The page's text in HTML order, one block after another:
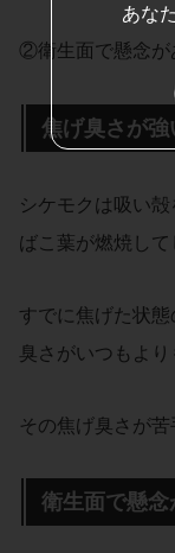
②衛生面で懸念が
焦げ臭さが強
シケモクは吸い
ばこ葉が燃焼して
すでに焦げた状
臭さがいつもより
その焦げ臭さが
衛生面で懸念
あな